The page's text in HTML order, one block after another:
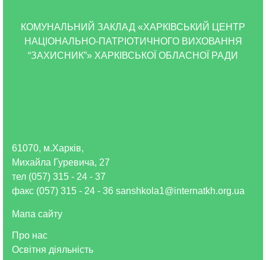
КОМУНАЛЬНИЙ ЗАКЛАД «ХАРКІВСЬКИЙ ЦЕНТР
НАЦІОНАЛЬНО-ПАТРІОТИЧНОГО ВИХОВАННЯ
“ЗАХИСНИК”» ХАРКІВСЬКОЇ ОБЛАСНОЇ РАДИ
Про нас
Освітня діяльність
61070, м.Харків,
Михайла Гуревича, 27
тел (057) 315 - 24 - 37
факс (057) 315 - 24 - 36 sanshkola1@internatkh.org.ua
Мапа сайту